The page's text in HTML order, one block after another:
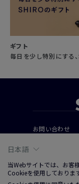
ギフト
毎日を少し特別にする
お問い合わせ
よくあるご質問
日本語
当Webサイトでは、お客
Cookieを使用しております